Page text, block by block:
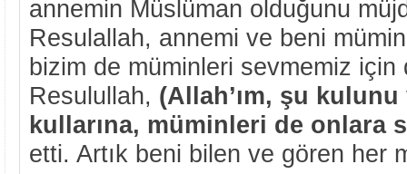
annemin Müslüman olduğunu
Resulallah, annemi ve beni
bizim de müminleri sevmemiz için
Resulullah, (Allah’ım, şu
kullarına, müminleri de onlara
etti. Artık beni bilen ve gören her